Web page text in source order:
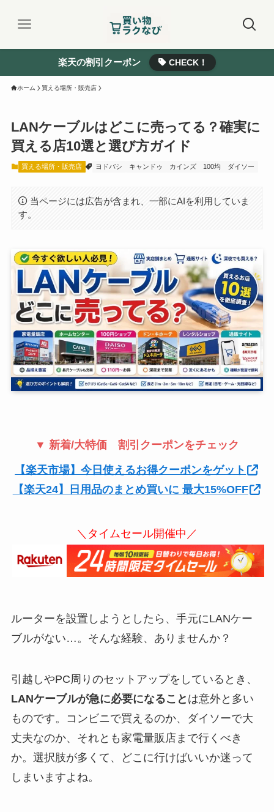
楽天の割引クーポン CHECK！
ホーム 買える場所・販売店
LANケーブルはどこに売ってる？確実に
買える店10選と選び方ガイド
買える場所・販売店 ヨドバシ キャンドゥ カインズ 100均 ダイソー
当ページには広告が含まれ、一部にAIを利用していま
す。
▼ 新着/大特価 割引クーポンをチェック
【楽天市場】今日使えるお得クーポンをゲット
【楽天24】日用品のまとめ買いに 最大15%OFF
＼タイムセール開催中／
ルーターを設置しようとしたら、手元にLANケー
ブルがない…。そんな経験、ありませんか？
引越しやPC周りのセットアップをしているとき、
LANケーブルが急に必要になること は意外と多い
ものです。コンビニで買えるのか、ダイソーで大
丈夫なのか、それとも家電量販店まで行くべき
か。選択肢が多くて、どこに行けばいいか迷って
しまいますよね。